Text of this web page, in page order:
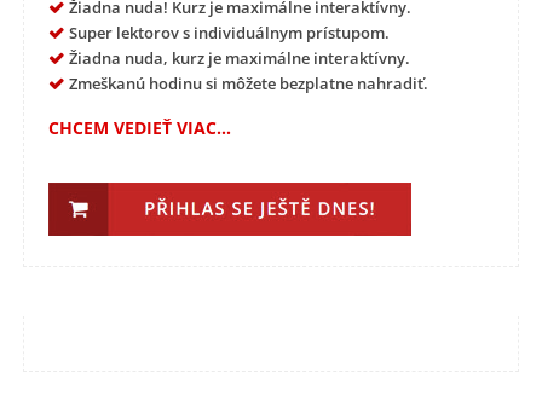
Žiadna nuda! Kurz je maximálne interaktívny.
Super lektorov s individuálnym prístupom.
Žiadna nuda, kurz je maximálne interaktívny.
Zmeškanú hodinu si môžete bezplatne nahradiť.
CHCEM VEDIEŤ VIAC...